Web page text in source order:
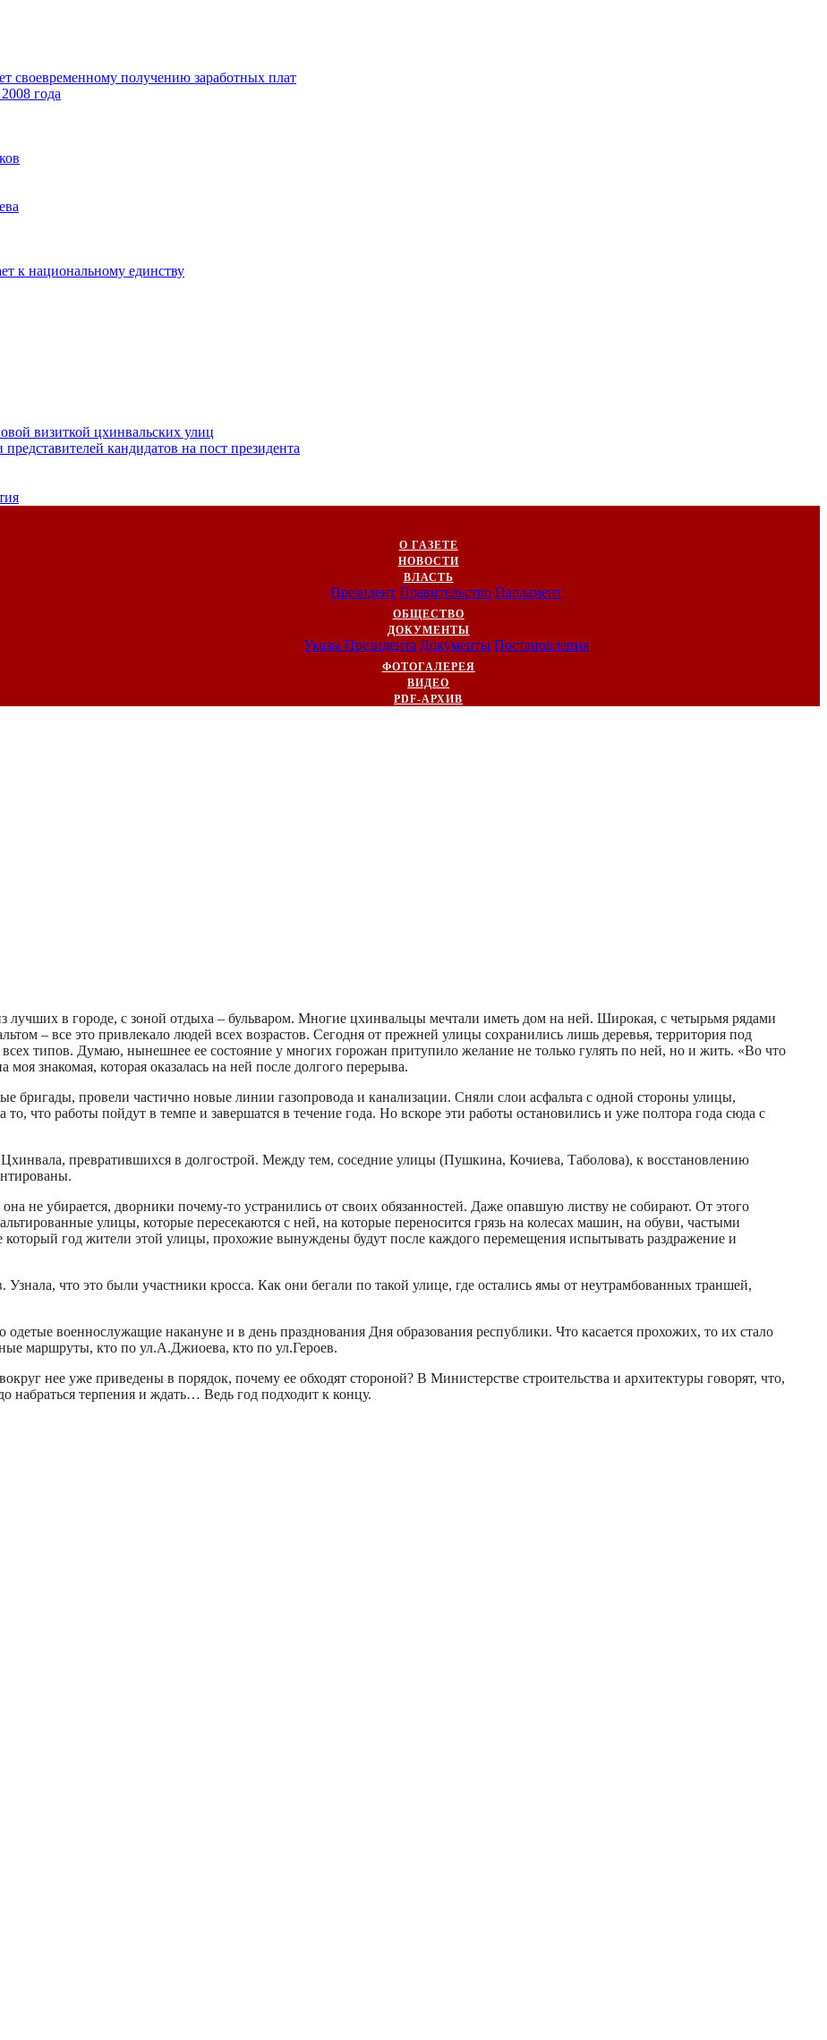
своевременному получению заработных плат
года
к национальному единству
визиткой цхинвальских улиц
кандидатов на пост президента
О ГАЗЕТЕ
НОВОСТИ
ВЛАСТЬ
Президент Правительство Парламент
ОБЩЕСТВО
ДОКУМЕНТЫ
Указы Президента Документы Постановления
ФОТОГАЛЕРЕЯ
ВИДЕО
PDF-АРХИВ
лучших в городе, с зоной отдыха – бульваром. Многие цхинвальцы мечтали иметь дом на ней. Широкая, с четырьмя рядами
– все это привлекало людей всех возрастов. Сегодня от прежней улицы сохранились лишь деревья, территория под
всех типов. Думаю, нынешнее ее состояние у многих горожан притупило желание не только гулять по ней, но и жить. «Во что
знакомая, которая оказалась на ней после долгого перерыва.
бригады, провели частично новые линии газопровода и канализации. Сняли слои асфальта с одной стороны улицы,
что работы пойдут в темпе и завершатся в течение года. Но вскоре эти работы остановились и уже полтора года сюда с
превратившихся в долгострой. Между тем, соседние улицы (Пушкина, Кочиева, Таболова), к восстановлению
не убирается, дворники почему-то устранились от своих обязанностей. Даже опавшую листву не собирают. От этого
улицы, которые пересекаются с ней, на которые переносится грязь на колесах машин, на обуви, частыми
год жители этой улицы, прохожие вынуждены будут после каждого перемещения испытывать раздражение и
что это были участники кросса. Как они бегали по такой улице, где остались ямы от неутрамбованных траншей,
военнослужащие накануне и в день празднования Дня образования республики. Что касается прохожих, то их стало
маршруты, кто по ул.А.Джиоева, кто по ул.Героев.
нее уже приведены в порядок, почему ее обходят стороной? В Министерстве строительства и архитектуры говорят, что,
набраться терпения и ждать… Ведь год подходит к концу.